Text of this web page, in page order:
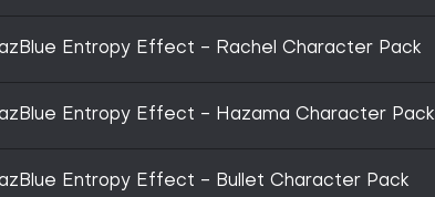
Entropy Effect - Rachel Character Pack
Entropy Effect - Hazama Character Pack
Entropy Effect - Bullet Character Pack